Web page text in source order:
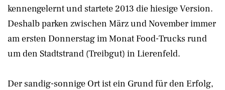
kennengelernt und startete 2013 die hiesige Version.
Deshalb parken zwischen März und November immer
am ersten Donnerstag im Monat Food-Trucks rund
um den Stadtstrand (Treibgut) in Lierenfeld.
Der sandig-sonnige Ort ist ein Grund für den Erfolg,